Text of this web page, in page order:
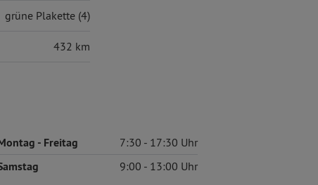
grüne Plakette (4)
432 km
- Freitag 7:30 17:30
9:00 13:00